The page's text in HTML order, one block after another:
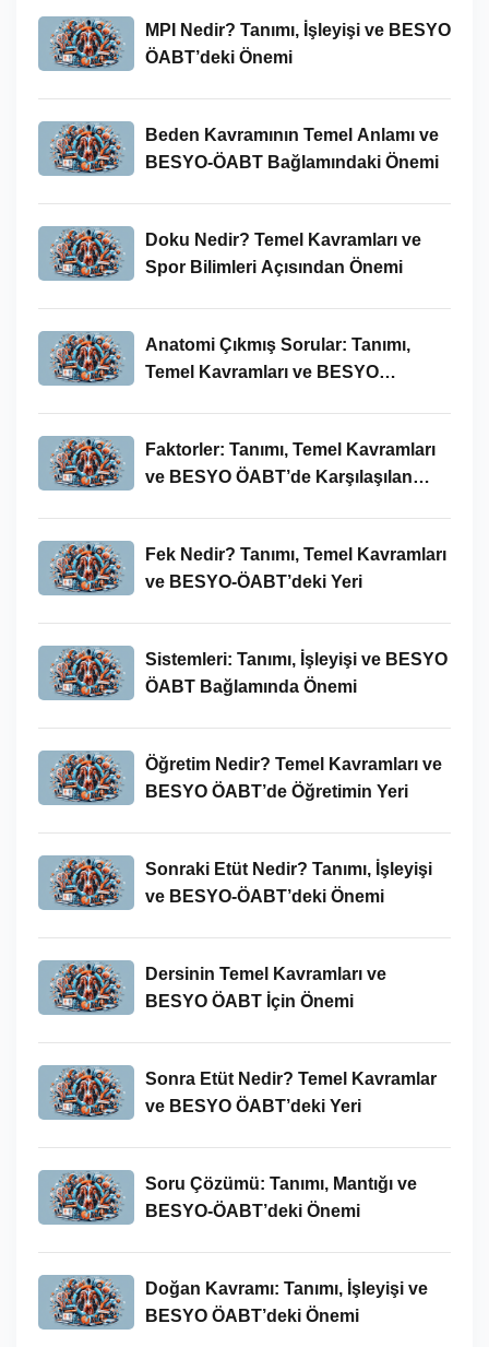
MPI Nedir? Tanımı, İşleyişi ve BESYO
ÖABT’deki Önemi
Beden Kavramının Temel Anlamı ve
BESYO-ÖABT Bağlamındaki Önemi
Doku Nedir? Temel Kavramları ve
Spor Bilimleri Açısından Önemi
Anatomi Çıkmış Sorular: Tanımı,
Temel Kavramları ve BESYO
Faktorler: Tanımı, Temel Kavramları
ve BESYO ÖABT’de Karşılaşılan
Fek Nedir? Tanımı, Temel Kavramları
ve BESYO-ÖABT’deki Yeri
Sistemleri: Tanımı, İşleyişi ve BESYO
ÖABT Bağlamında Önemi
Öğretim Nedir? Temel Kavramları ve
BESYO ÖABT’de Öğretimin Yeri
Sonraki Etüt Nedir? Tanımı, İşleyişi
ve BESYO-ÖABT’deki Önemi
Dersinin Temel Kavramları ve
BESYO ÖABT İçin Önemi
Sonra Etüt Nedir? Temel Kavramlar
ve BESYO ÖABT’deki Yeri
Soru Çözümü: Tanımı, Mantığı ve
BESYO-ÖABT’deki Önemi
Doğan Kavramı: Tanımı, İşleyişi ve
BESYO ÖABT’deki Önemi